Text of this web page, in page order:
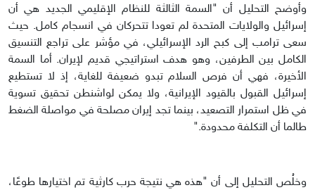
وأوضح التحليل أن "السمة الثالثة للنظام الإقليمي الجديد هي أن
إسرائيل والولايات المتحدة لم تعودا تتحركان في انسجام كامل. حيث
سعى ترامب إلى كبح الرد الإسرائيلي، في مؤشر على تراجع التنسيق
الكامل بين الطرفين، وهو هدف استراتيجي قديم لإيران. أما السمة
الأخيرة، فهي أن فرص السلام تبدو ضعيفة للغاية، إذ لا تستطيع
إسرائيل القبول بالقيود الإيرانية، ولا يمكن لواشنطن تحقيق تسوية
في ظل استمرار التصعيد، بينما تجد إيران مصلحة في مواصلة الضغط
طالما أن التكلفة محدودة."
وخلُص التحليل إلى أن "هذه هي نتيجة حرب كارثية تم اختيارها طوعًا،